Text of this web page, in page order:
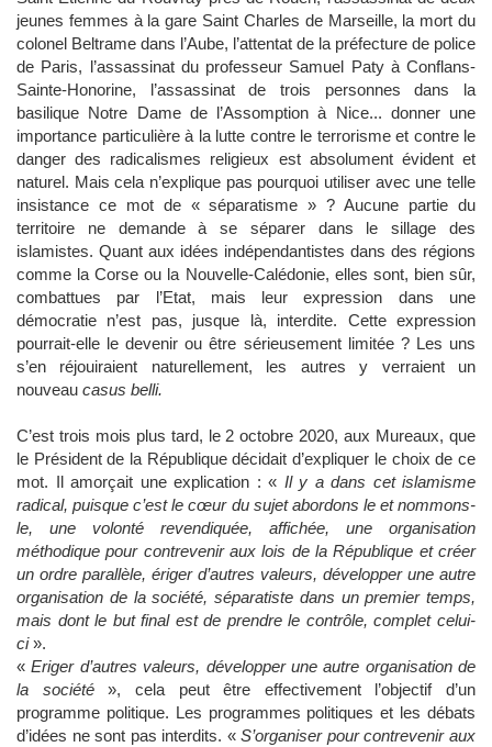
jeunes femmes à la gare Saint Charles de Marseille, la mort du
colonel Beltrame dans l’Aube, l’attentat de la préfecture de police
de Paris, l’assassinat du professeur Samuel Paty à Conflans-
Sainte-Honorine, l’assassinat de trois personnes dans la
basilique Notre Dame de l’Assomption à Nice... donner une
importance particulière à la lutte contre le terrorisme et contre le
danger des radicalismes religieux est absolument évident et
naturel. Mais cela n’explique pas pourquoi utiliser avec une telle
insistance ce mot de « séparatisme » ? Aucune partie du
territoire ne demande à se séparer dans le sillage des
islamistes. Quant aux idées indépendantistes dans des régions
comme la Corse ou la Nouvelle-Calédonie, elles sont, bien sûr,
combattues par l’Etat, mais leur expression dans une
démocratie n’est pas, jusque là, interdite. Cette expression
pourrait-elle le devenir ou être sérieusement limitée ? Les uns
s’en réjouiraient naturellement, les autres y verraient un
nouveau casus belli.
C’est trois mois plus tard, le 2 octobre 2020, aux Mureaux, que
le Président de la République décidait d’expliquer le choix de ce
mot. Il amorçait une explication : « Il y a dans cet islamisme
radical, puisque c’est le cœur du sujet abordons le et nommons-
le, une volonté revendiquée, affichée, une organisation
méthodique pour contrevenir aux lois de la République et créer
un ordre parallèle, ériger d’autres valeurs, développer une autre
organisation de la société, séparatiste dans un premier temps,
mais dont le but final est de prendre le contrôle, complet celui-
ci».
« Eriger d’autres valeurs, développer une autre organisation de
la société», cela peut être effectivement l’objectif d’un
programme politique. Les programmes politiques et les débats
d’idées ne sont pas interdits. «S’organiser pour contrevenir aux